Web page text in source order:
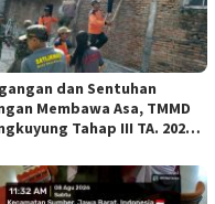
dan Sentuhan
Membawa Asa, TMMD
Tahap III TA. 2026